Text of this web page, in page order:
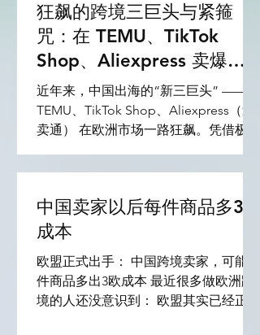
在正当理由辞职之后，在某些情况下是
在双方同意终止合同之后——并且在四
年内至少缴纳了 13 周社会保障金在失
业期开始之前。 这些本质上是允许加入
NASpI 的要求，这是一项从雇佣关系终
止之日起第八天开始每月支付的措施，
支付期限相当于参考期内有效缴款周数
款期不能在计算新的 NASpI 时考虑。
NASpI 2023：金额和参考工资 NASpI
数的变化确定，并由 I
狂飙的跨境三巨头与紧箍
咒：在 TEMU、TikTok
Shop、Aliexpress 卖爆欧
洲，你必须懂的合规红线
近年来，中国出海的“新三巨头” ——
TEMU、TikTok Shop、Aliexpress（速
卖通） 在欧洲市场一路狂飙。凭借极致
中国卖家在欧洲赚得盆满钵满。 然而，
为全球对消费者保护、产品安全和环保
要求最严苛的市场之一，正在联合各大
剿。就在不久前，欧盟执委会刚依据
《数字服务法》（DSA）对某头部平台
开出了数亿欧元的巨额罚单，原因就是
中国卖家以后每件商品多3欧
成本
欧盟正式出手： 中国跨境卖家，可能每
件商品多出3欧成本 最近很多做欧洲跨
境的人还没意识到： 欧盟其实已经正式